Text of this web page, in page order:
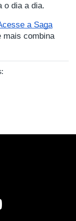
o dia a dia.
a Saga
mais combina